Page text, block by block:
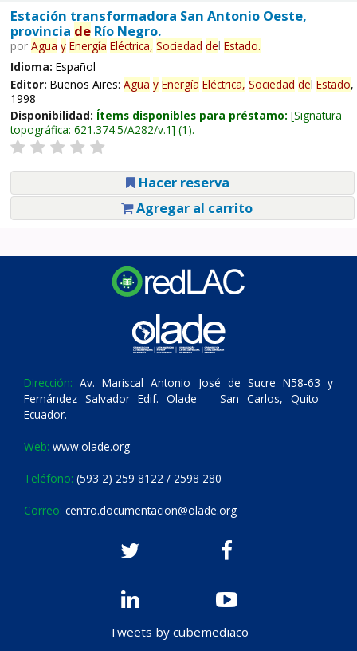
Estación transformadora San Antonio Oeste,
provincia deRío Negro.
por Agua y Energía Eléctrica, Sociedad del Estado.
Idioma: Español
Editor: Buenos Aires: Agua y Energía Eléctrica, Sociedad del Estado,
1998
Disponibilidad: Ítems disponibles para préstamo: Signatura
topográfica: 621.374.5/A282/v.1 (1).
Hacer reserva
Agregar al carrito
Dirección: Av. Mariscal Antonio José de Sucre N58-63 y
Fernández Salvador Edif. Olade – San Carlos, Quito –
Ecuador.
Web: www.olade.org
Teléfono: (593 2) 259 8122 / 2598 280
Correo: centro.documentacion@olade.org
Tweets by cubemediaco